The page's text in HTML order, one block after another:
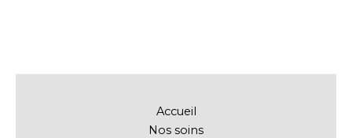
Accueil
Nos soins